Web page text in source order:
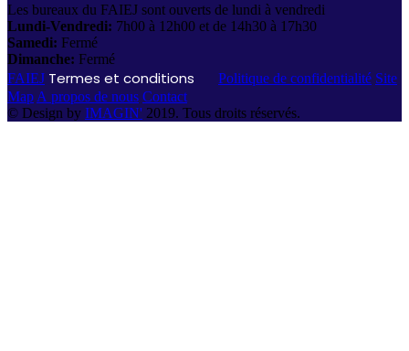
Les bureaux du FAIEJ sont ouverts de lundi à vendredi
Lundi-Vendredi: 7h00 à 12h00 et de 14h30 à 17h30
Samedi: Fermé
Dimanche: Fermé
FAIEJ Termes et conditions Politique de confidentialité Site
Map A propos de nous Contact
© Design by IMAGIN' 2019. Tous droits réservés.